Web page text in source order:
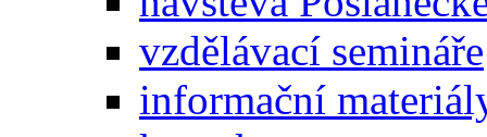
vzdělávací semináře
informační